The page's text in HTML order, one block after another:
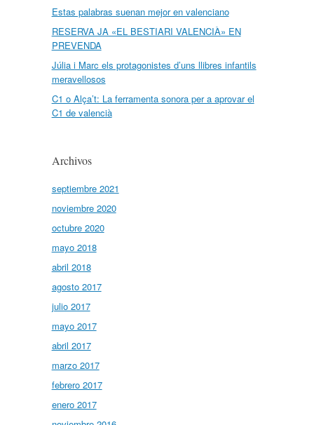
Estas palabras suenan mejor en valenciano
RESERVA JA «EL BESTIARI VALENCIÀ» EN
PREVENDA
Júlia i Marc els protagonistes d’uns llibres infantils
meravellosos
C1 o Alça’t: La ferramenta sonora per a aprovar el
C1 de valencià
Archivos
septiembre 2021
noviembre 2020
octubre 2020
mayo 2018
abril 2018
agosto 2017
julio 2017
mayo 2017
abril 2017
marzo 2017
febrero 2017
enero 2017